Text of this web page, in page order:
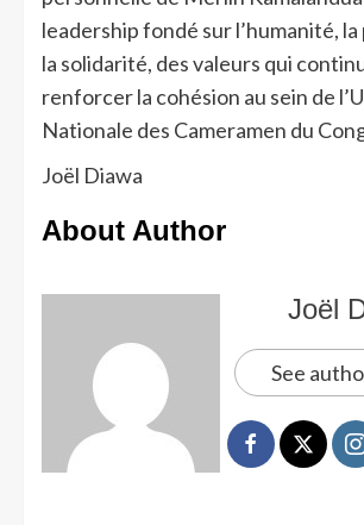
leadership fondé sur l’humanité,
la solidarité, des valeurs qui
renforcer la cohésion au sein de
Nationale des Cameramen du
Joël Diawa
About Author
Joël
See